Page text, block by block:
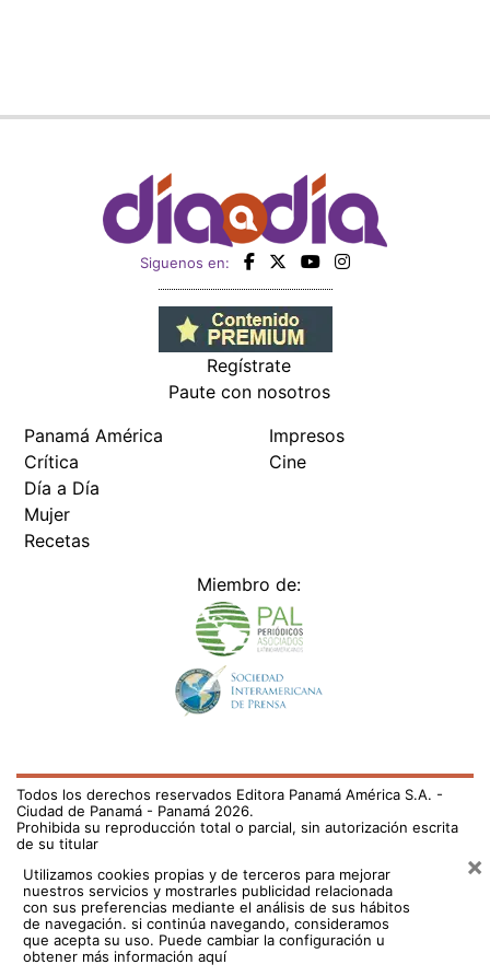
Siguenos en:
Regístrate
Paute con nosotros
Panamá América
Crítica
Día a Día
Mujer
Recetas
Impresos
Cine
Miembro de:
Todos los derechos reservados Editora Panamá América S.A. -
Ciudad de Panamá - Panamá 2026.
Prohibida su reproducción total o parcial, sin autorización escrita
de su titular
Utilizamos cookies propias y de terceros para mejorar
nuestros servicios y mostrarles publicidad relacionada
con sus preferencias mediante el análisis de sus hábitos
de navegación. si continúa navegando, consideramos
que acepta su uso. Puede cambiar la configuración u
obtener más información aquí
×